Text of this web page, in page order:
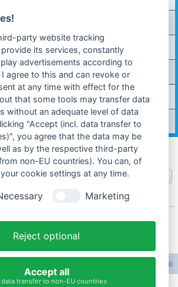
Gesamtprogramm 1992 hinzugefügt
für das Forum / Design
technik-ostfriese «16.02.2011 16:24
von 1992 hinzugefügt
technik-ostfriese «16.02.2011 16:13
Forum nun direkt auf Startseite
technik-ostfriese «16.02.2011 16:05
inhaltliche Neuerungen Ende Feb. 2010
technik-ostfriese«30.01.2010 13:04
25 Themen • Seite von
Gehe zu
FORUM
Themen in diesem Forum erstellen.
Forum
Forumnichtlöschen.
UTC+02:00
party website tracking
its services, constantly
advertisements according to
agree to this and can revoke or
at any time with effect for the
that some tools may transfer data
without an adequate level of data
"Accept (incl. data transfer to
you agree that the data may be
as by the respective third-party
non-EU countries). You can, of
cookie settings at any time.
Marketing
Reject optional
Accept all
transfer to non-EU countries